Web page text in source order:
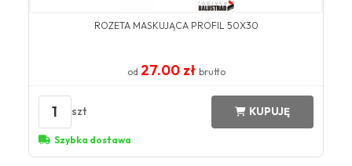
ROZETA MASKUJĄCA PROFIL 50X30
od 27.00 zł brutto
1 szt KUPUJĘ
Szybka dostawa